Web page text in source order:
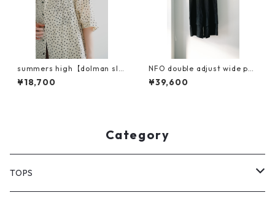
summers high【dolman sle
eve Survive shirt】
¥18,700
NFO double adjust wide pan
ts『可変』
¥39,600
Category
TOPS